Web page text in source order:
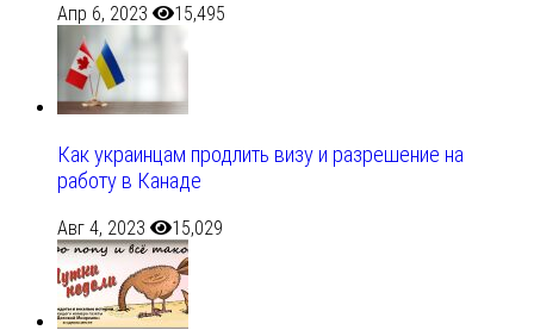
Апр 6, 2023 15,495
Как украинцам продлить визу и разрешение на
работу в Канаде
Авг 4, 2023 15,029